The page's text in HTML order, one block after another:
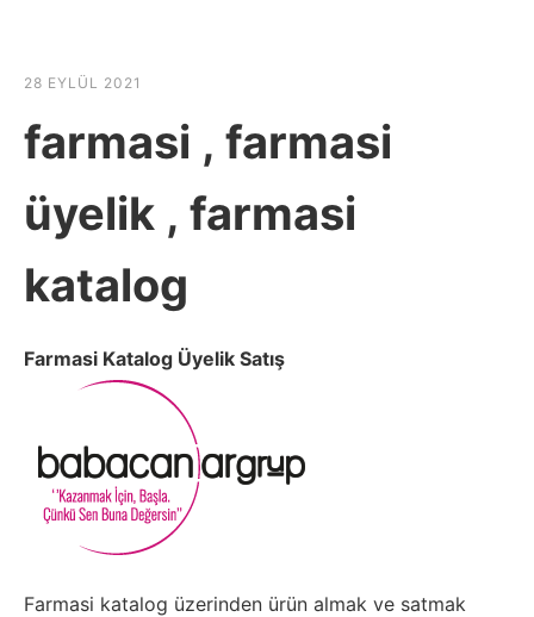
28 EYLÜL 2021
farmasi , farmasi
üyelik , farmasi
katalog
Farmasi Katalog Üyelik Satış
Farmasi katalog üzerinden ürün almak ve satmak